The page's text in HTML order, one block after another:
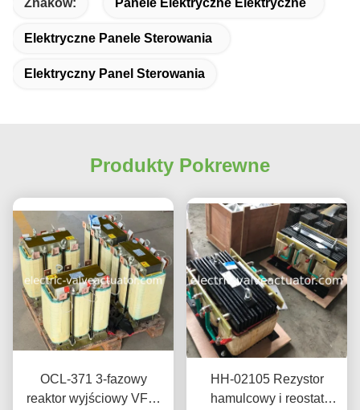
Znaków: Panele Elektryczne Elektryczne
Elektryczne Panele Sterowania
Elektryczny Panel Sterowania
Produkty Pokrewne
OCL-371 3-fazowy
reaktor wyjściowy VFD.
HH-02105 Rezystor
hamulcowy i reostat